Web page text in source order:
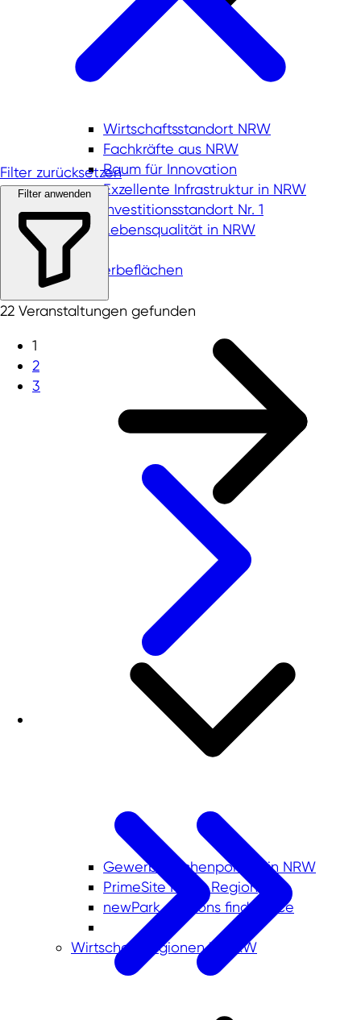
Wirtschaftsstandort NRW
Fachkräfte aus NRW
Raum für Innovation
Exzellente Infrastruktur in NRW
Investitionsstandort Nr. 1
Lebensqualität in NRW
Gewerbeflächen
Gewerbeflächenportale in NRW
PrimeSite Rhein Region
newPark - Visions find space
Wirtschaftsregionen in NRW
Filter zurücksetzen
Filter anwenden
22 Veranstaltungen gefunden
1
2
3